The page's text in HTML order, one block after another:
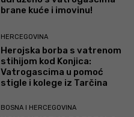
brane kuće i imovinu!
HERCEGOVINA
Herojska borba s vatrenom
stihijom kod Konjica:
Vatrogascima u pomoć
stigle i kolege iz Tarčina
BOSNA I HERCEGOVINA